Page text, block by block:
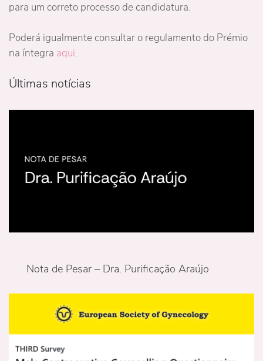
para um correto processo de candidatura.
Poderá igualmente consultar o regulamento do Prémio
na íntegra aqui.
Últimas notícias
Nota de Pesar – Dra. Purificação Araújo